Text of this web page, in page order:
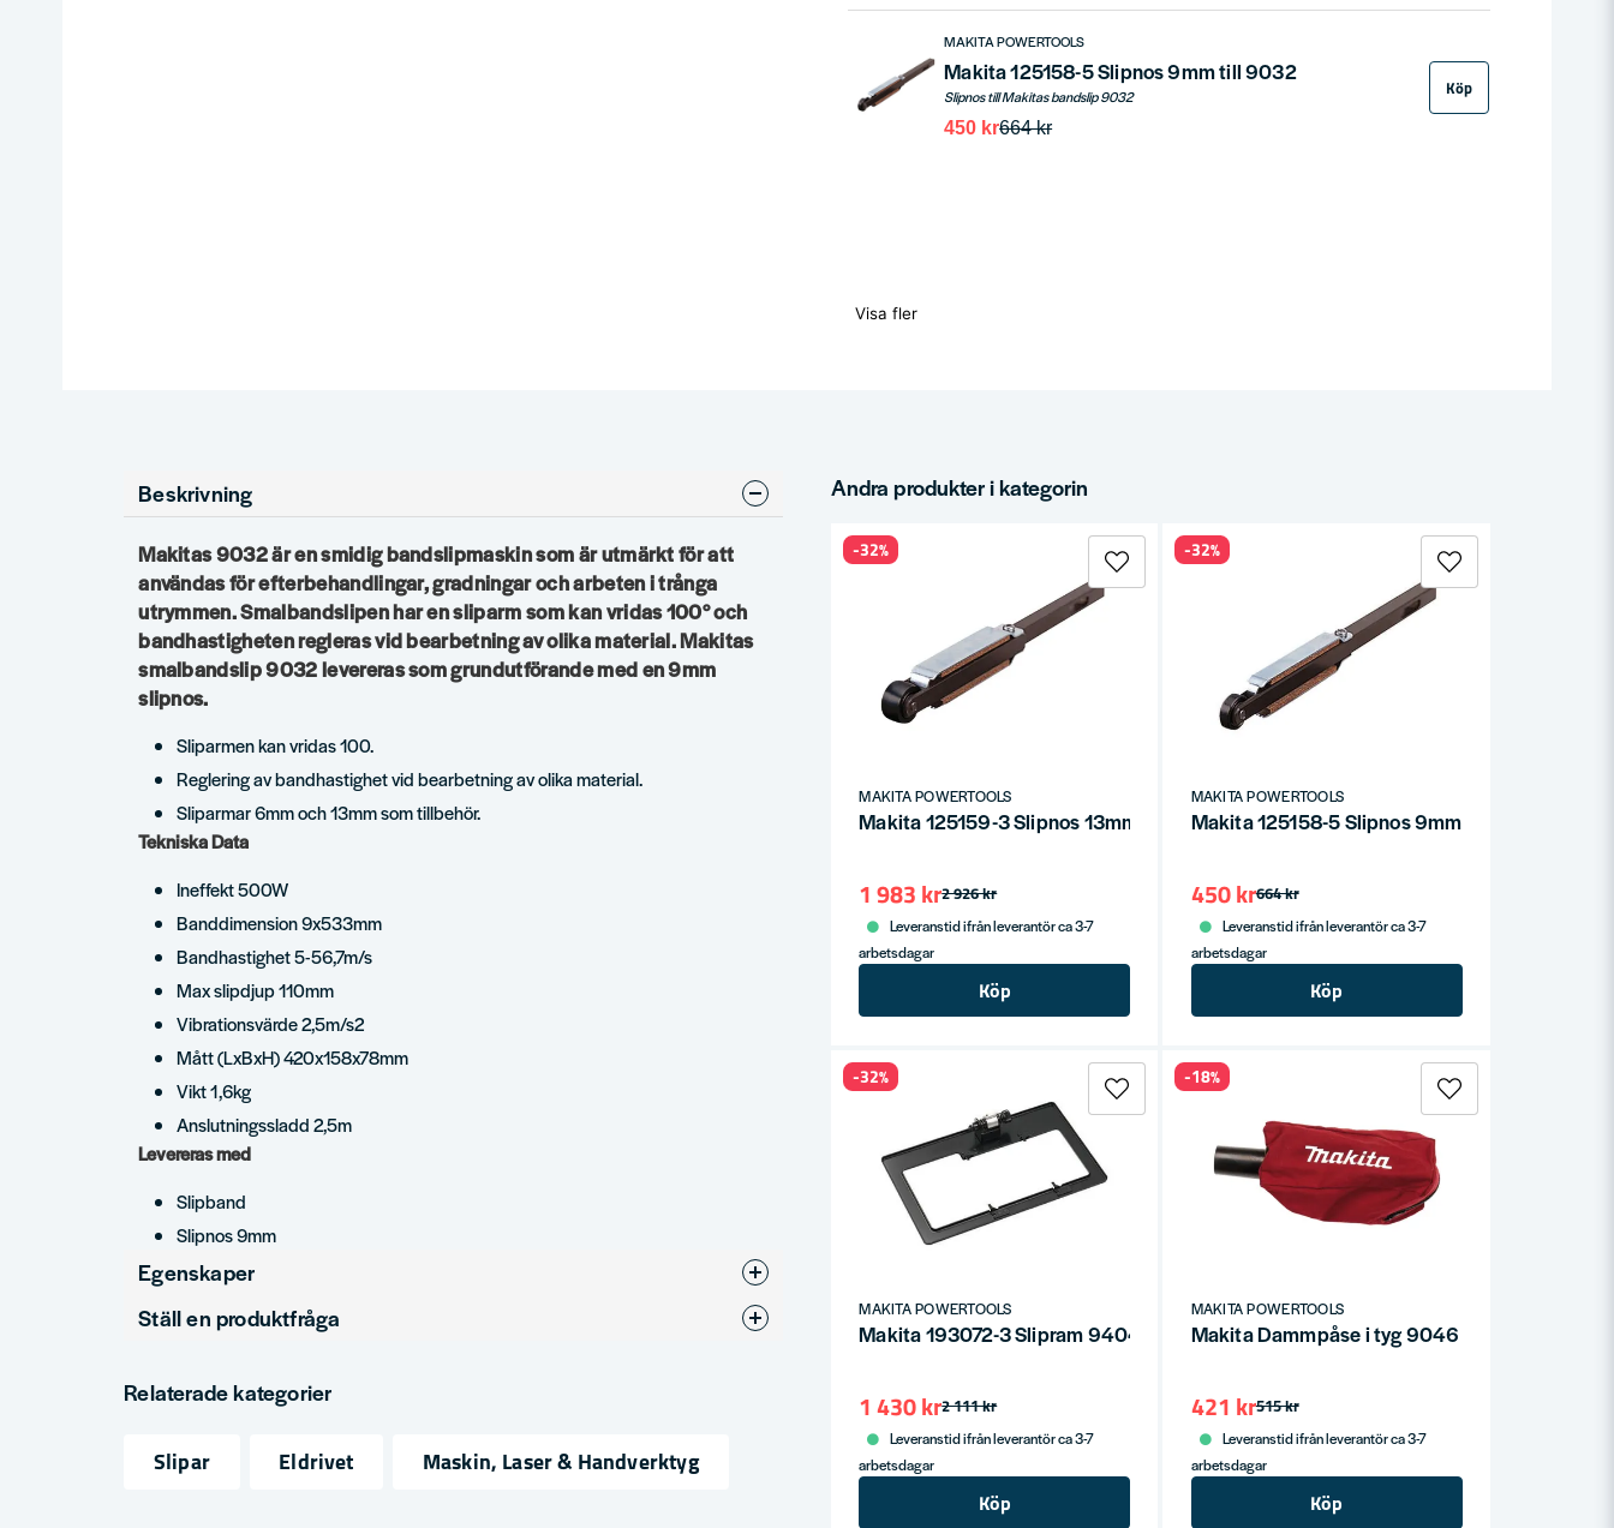
MAKITA POWERTOOLS
Makita 125158-5 Slipnos 9mm till 9032
Slipnos till Makitas bandslip 9032
664 kr
450 kr
Köp
Visa fler
Beskrivning
Makitas 9032 är en smidig bandslipmaskin som är utmärkt för att
användas för efterbehandlingar, gradningar och arbeten i trånga
utrymmen. Smalbandslipen har en sliparm som kan vridas 100° och
bandhastigheten regleras vid bearbetning av olika material. Makitas
smalbandslip 9032 levereras som grundutförande med en 9mm
slipnos.
Sliparmen kan vridas 100.
Reglering av bandhastighet vid bearbetning av olika material.
Sliparmar 6mm och 13mm som tillbehör.
Tekniska Data
Ineffekt 500W
Banddimension 9x533mm
Bandhastighet 5-56,7m/s
Max slipdjup 110mm
Vibrationsvärde 2,5m/s2
Mått (LxBxH) 420x158x78mm
Vikt 1,6kg
Anslutningssladd 2,5m
Levereras med
Slipband
Slipnos 9mm
Egenskaper
Produkttyp
Ställ en produktfråga
Fråga oss något om denna produkten...
Relaterade kategorier
Slipar Eldrivet Maskin, Laser & Handverktyg
Andra produkter i kategorin
MAKITA POWERTOOLS
Makita 125159-3 Slipnos 13mm till 9032
2 926 kr
1 983 kr
Leveranstid ifrån leverantör ca 3-7
arbetsdagar
Köp
-32%
MAKITA POWERTOOLS
Makita 125158-5 Slipnos 9mm till 9032
664 kr
450 kr
Leveranstid ifrån leverantör ca 3-7
arbetsdagar
Köp
-32%
MAKITA POWERTOOLS
Makita 193072-3 Slipram 9404
2 111 kr
1 430 kr
Leveranstid ifrån leverantör ca 3-7
arbetsdagar
Köp
-32%
MAKITA POWERTOOLS
Makita Dammpåse i tyg 9046
515 kr
421 kr
Leveranstid ifrån leverantör ca 3-7
arbetsdagar
Köp
-18%